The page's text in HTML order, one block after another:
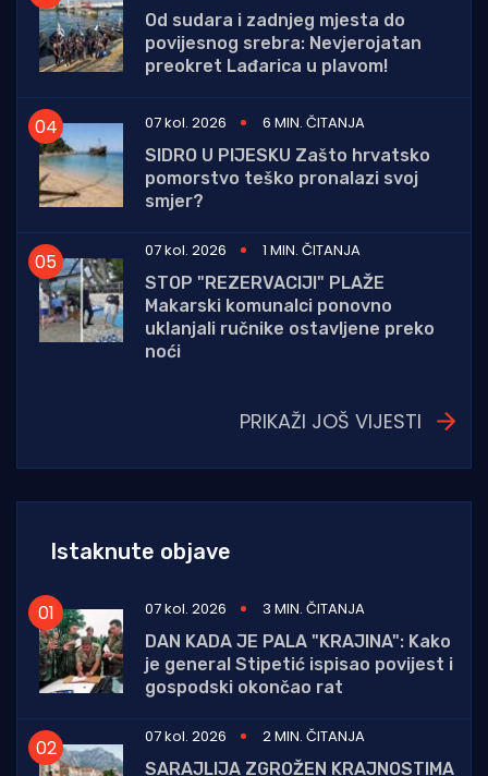
Od sudara i zadnjeg mjesta do
povijesnog srebra: Nevjerojatan
preokret Lađarica u plavom!
07 kol. 2026
6 MIN. ČITANJA
SIDRO U PIJESKU Zašto hrvatsko
pomorstvo teško pronalazi svoj
smjer?
07 kol. 2026
1 MIN. ČITANJA
STOP "REZERVACIJI" PLAŽE
Makarski komunalci ponovno
uklanjali ručnike ostavljene preko
noći
PRIKAŽI JOŠ VIJESTI
Istaknute objave
07 kol. 2026
3 MIN. ČITANJA
DAN KADA JE PALA "KRAJINA": Kako
je general Stipetić ispisao povijest i
gospodski okončao rat
07 kol. 2026
2 MIN. ČITANJA
SARAJLIJA ZGROŽEN KRAJNOSTIMA